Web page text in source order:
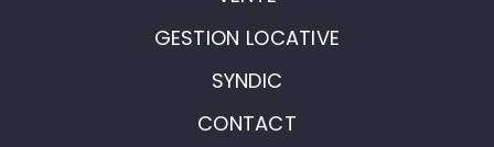
GESTION LOCATIVE
SYNDIC
CONTACT